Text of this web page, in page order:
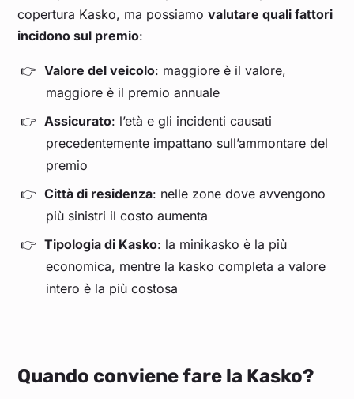
copertura Kasko, ma possiamovalutare quali fattori
incidono sul premio:
Valore del veicolo: maggiore è il valore,
maggiore è il premio annuale
Assicurato: l’età e gli incidenti causati
precedentemente impattano sull’ammontare del
premio
Città di residenza: nelle zone dove avvengono
più sinistri il costo aumenta
Tipologia di Kasko: la minikasko è la più
economica, mentre la kasko completa a valore
intero è la più costosa
Quando conviene fare la Kasko?